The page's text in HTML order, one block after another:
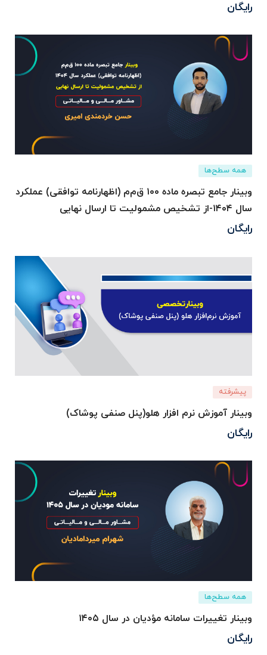
رایگان
همه سطح‌ها
وبینار جامع تبصره ماده ۱۰۰ ق‌م‌م (اظهارنامه توافقی) عملکرد
سال ۱۴۰۴-از تشخیص مشمولیت تا ارسال نهایی
رایگان
پیشرفته
وبینار آموزش نرم افزار هلو(پنل صنفی پوشاک)
رایگان
همه سطح‌ها
وبینار تغییرات سامانه مؤدیان در سال ۱۴۰۵
رایگان